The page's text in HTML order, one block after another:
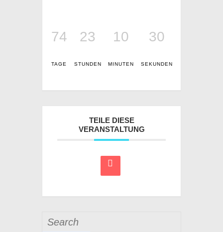
74
TAGE
23
STUNDEN
10
MINUTEN
30
SEKUNDEN
TEILE DIESE
VERANSTALTUNG
for: